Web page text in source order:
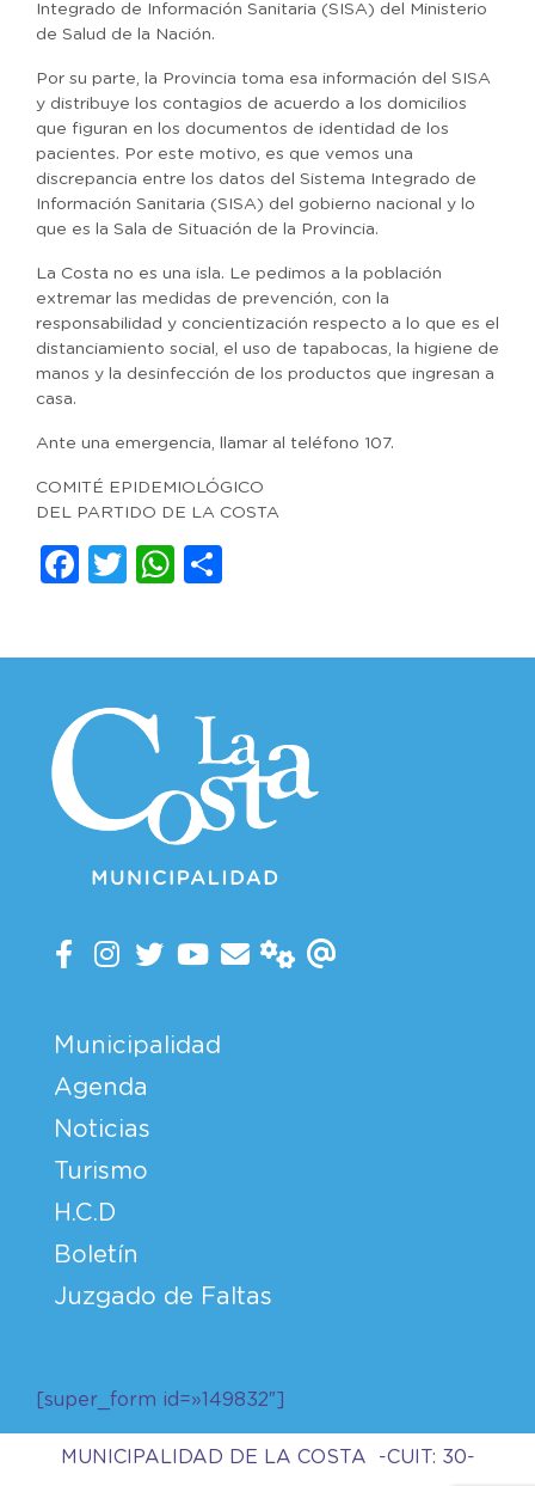
Integrado de Información Sanitaria (SISA) del Ministerio
de Salud de la Nación.
Por su parte, la Provincia toma esa información del SISA
y distribuye los contagios de acuerdo a los domicilios
que figuran en los documentos de identidad de los
pacientes. Por este motivo, es que vemos una
discrepancia entre los datos del Sistema Integrado de
Información Sanitaria (SISA) del gobierno nacional y lo
que es la Sala de Situación de la Provincia.
La Costa no es una isla. Le pedimos a la población
extremar las medidas de prevención, con la
responsabilidad y concientización respecto a lo que es el
distanciamiento social, el uso de tapabocas, la higiene de
manos y la desinfección de los productos que ingresan a
casa.
Ante una emergencia, llamar al teléfono 107.
COMITÉ EPIDEMIOLÓGICO
DEL PARTIDO DE LA COSTA
Facebook
TwitterWhatsApp
Municipalidad
Agenda
Noticias
Turismo
H.C.D
Boletín
Juzgado de Faltas
[super_form id=»149832″]
MUNICIPALIDAD DE LA COSTA -CUIT: 30-